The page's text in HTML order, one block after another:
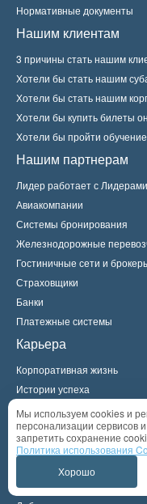
Нормативные документы
Нашим клиентам
3 причины стать нашим
Хотели бы стать нашим
Хотели бы стать нашим
Хотели бы купить билеты
Хотели бы пройти
Нашим партнерам
Лидер работает с Лидерами
Авиакомпании
Системы бронирования
Железнодорожные
Гостиничные сети и
Страховщики
Банки
Платежные системы
Карьера
Корпоративная жизнь
Истории успеха
Наш офис
Атлас Випсервис
Традиции Випсервис
МБА Випсервис
Наши друзья
Мы используем cookies и
персонализации сервисов
запретить сохранение
Политика использования
Хорошо